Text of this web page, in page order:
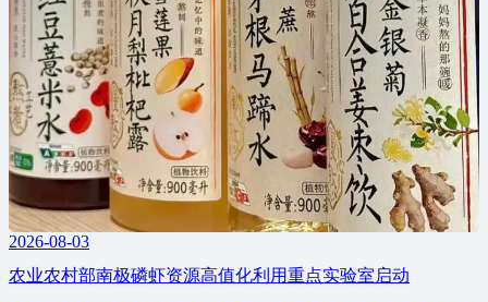
2026-08-03
农业农村部南极磷虾资源高值化利用重点实验室启动